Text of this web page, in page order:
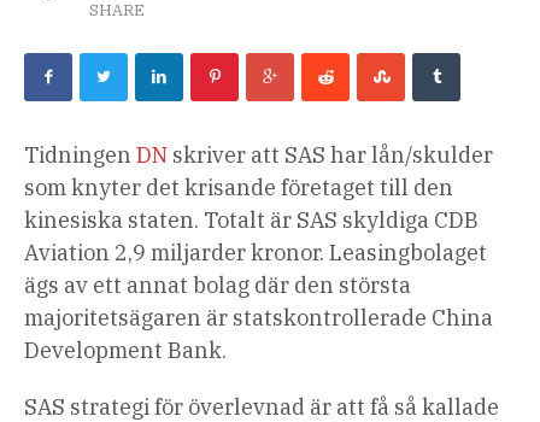
SHARE
Tidningen DN skriver att SAS har lån/skulder
som knyter det krisande företaget till den
kinesiska staten. Totalt är SAS skyldiga CDB
Aviation 2,9 miljarder kronor. Leasingbolaget
ägs av ett annat bolag där den största
majoritetsägaren är statskontrollerade China
Development Bank.
SAS strategi för överlevnad är att få så kallade